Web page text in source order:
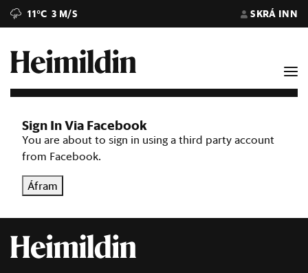
11°C 3 M/S SKRÁ INN
Sign In Via Facebook
You are about to sign in using a third party account
from Facebook.
Áfram